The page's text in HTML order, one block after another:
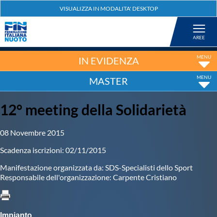
Nuoto
Tuffi
Fondo
IN EVIDENZA
MASTER
12° meeting della Solidarietà
08 Novembre 2015
Scadenza iscrizioni: 02/11/2015
Manifestazione organizzata da: SDS-Specialisti dello Sport
Responsabile dell'organizzazione: Carpente Cristiano